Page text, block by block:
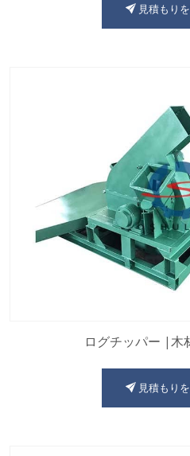
見積もり
ログチッパー |木
見積もり